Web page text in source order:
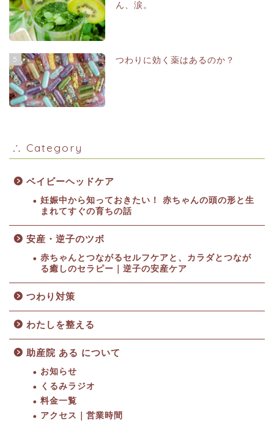
ん、涙。
5 つわりに効く薬はあるのか？
∴ Category
ベイビーヘッドケア
妊娠中から知っておきたい！ 赤ちゃんの頭の形と生
まれてすぐの育ちの話
安産・逆子のツボ
赤ちゃんとつながるセルフケアと、カラダとつなが
る癒しのセラピー｜逆子の安産ケア
つわり対策
わたしを整える
助産院 ある について
お知らせ
くるみラジオ
料金一覧
アクセス｜営業時間